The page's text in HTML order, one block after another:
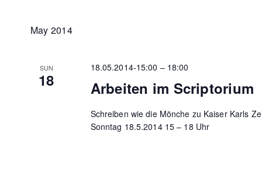
May 2014
SUN
18 Arbeiten im Scriptorium
18.05.2014-15:00 – 18:00
Schreiben wie die Mönche zu Kaiser Karls
Sonntag 18.5.2014 15 – 18 Uhr